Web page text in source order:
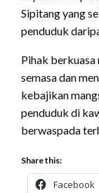
Sipitang yang
penduduk
Pihak
semasa dan
kebajikan
penduduk di
berwaspada
Share this:
Facebook